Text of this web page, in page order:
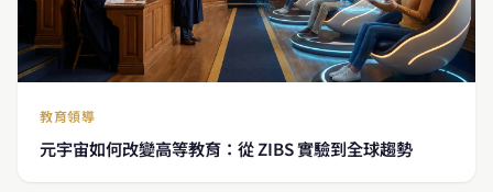
教育領導
元宇宙如何改變高等教育：從 ZIBS 實驗到全球趨勢